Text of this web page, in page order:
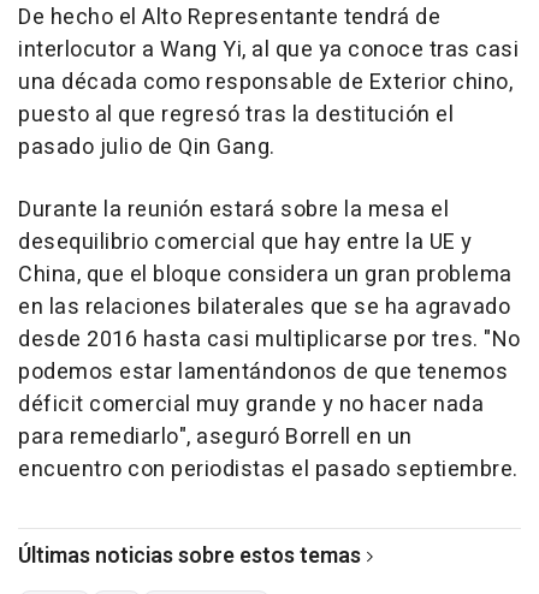
De hecho el Alto Representante tendrá de
interlocutor a Wang Yi, al que ya conoce tras casi
una década como responsable de Exterior chino,
puesto al que regresó tras la destitución el
pasado julio de Qin Gang.
Durante la reunión estará sobre la mesa el
desequilibrio comercial que hay entre la UE y
China, que el bloque considera un gran problema
en las relaciones bilaterales que se ha agravado
desde 2016 hasta casi multiplicarse por tres. "No
podemos estar lamentándonos de que tenemos
déficit comercial muy grande y no hacer nada
para remediarlo", aseguró Borrell en un
encuentro con periodistas el pasado septiembre.
Últimas noticias sobre estos temas